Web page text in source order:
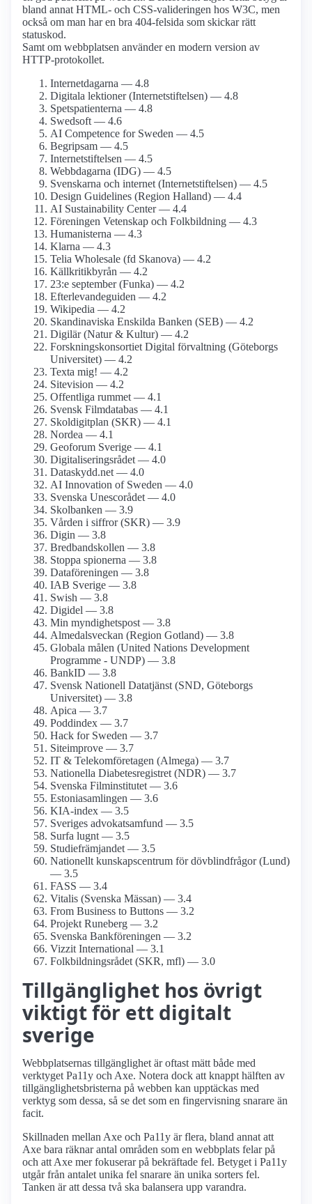
bland annat HTML- och CSS-valideringen hos W3C, men
också om man har en bra 404-felsida som skickar rätt
statuskod.
Samt om webbplatsen använder en modern version av
HTTP-protokollet.
Internetdagarna — 4.8
Digitala lektioner (Internetstiftelsen) — 4.8
Spetspatienterna — 4.8
Swedsoft — 4.6
AI Competence for Sweden — 4.5
Begripsam — 4.5
Internet­stiftelsen — 4.5
Webbdagarna (IDG) — 4.5
Svenskarna och internet (Internetstiftelsen) — 4.5
Design Guidelines (Region Halland) — 4.4
AI Sustainability Center — 4.4
Föreningen Vetenskap och Folkbildning — 4.3
Humanisterna — 4.3
Klarna — 4.3
Telia Wholesale (fd Skanova) — 4.2
Källkritikbyrån — 4.2
23:e september (Funka) — 4.2
Efterlevande­guiden — 4.2
Wikipedia — 4.2
Skandinaviska Enskilda Banken (SEB) — 4.2
Digilär (Natur & Kultur) — 4.2
Forsknings­konsortiet Digital förvaltning (Göteborgs
Universitet) — 4.2
Texta mig! — 4.2
Sitevision — 4.2
Offentliga rummet — 4.1
Svensk Film­databas — 4.1
Skoldigitplan (SKR) — 4.1
Nordea — 4.1
Geoforum Sverige — 4.1
Digitaliseringsrådet — 4.0
Dataskydd.net — 4.0
AI Innovation of Sweden — 4.0
Svenska Unescorådet — 4.0
Skolbanken — 3.9
Vården i siffror (SKR) — 3.9
Digin — 3.8
Bredbands­kollen — 3.8
Stoppa spionerna — 3.8
Dataföreningen — 3.8
IAB Sverige — 3.8
Swish — 3.8
Digidel — 3.8
Min myndighets­post — 3.8
Almedalsveckan (Region Gotland) — 3.8
Globala målen (United Nations Development
Programme - UNDP) — 3.8
BankID — 3.8
Svensk Nationell Datatjänst (SND, Göteborgs
Universitet) — 3.8
Apica — 3.7
Poddindex — 3.7
Hack for Sweden — 3.7
Siteimprove — 3.7
IT & Telekom­företagen (Almega) — 3.7
Nationella Diabetes­registret (NDR) — 3.7
Svenska Film­institutet — 3.6
Estonia­samlingen — 3.6
KIA-index — 3.5
Sveriges advokat­samfund — 3.5
Surfa lugnt — 3.5
Studiefrämjandet — 3.5
Nationellt kunskapsc­entrum för dövblind­frågor (Lund)
— 3.5
FASS — 3.4
Vitalis (Svenska Mässan) — 3.4
From Business to Buttons — 3.2
Projekt Runeberg — 3.2
Svenska Bankföreningen — 3.2
Vizzit International — 3.1
Folkbildnings­rådet (SKR, mfl) — 3.0
Tillgänglighet hos övrigt
viktigt för ett digitalt
sverige
Webbplatsernas tillgänglighet är oftast mätt både med
verktyget Pa11y och Axe. Notera dock att knappt hälften av
tillgänglighetsbristerna på webben kan upptäckas med
verktyg som dessa, så se det som en fingervisning snarare än
facit.
Skillnaden mellan Axe och Pa11y är flera, bland annat att
Axe bara räknar antal områden som en webbplats felar på
och att Axe mer fokuserar på bekräftade fel. Betyget i Pa11y
utgår från antalet unika fel snarare än unika sorters fel.
Tanken är att dessa två ska balansera upp varandra.